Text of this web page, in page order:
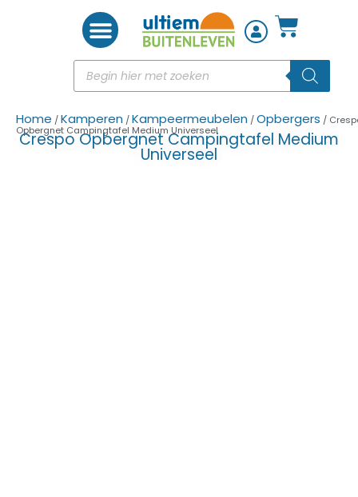
Home /Kamperen /Kampeermeubelen /Opbergers /
Opbergnet Campingtafel Medium Universeel
Crespo Opbergnet Campingtafel Medium
Universeel